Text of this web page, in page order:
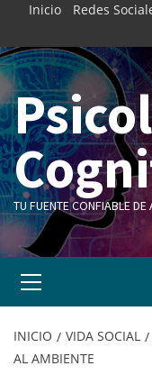
Inicio Redes
TU FUENTE CONFIABLE
INICIO VIDA SOCIAL
AL AMBIENTE